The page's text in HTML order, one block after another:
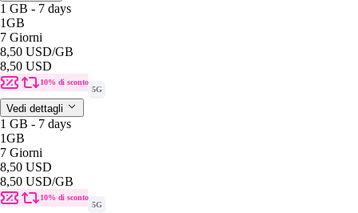
1 GB - 7 days
1GB
7 Giorni
8,50 USD/GB
8,50 USD
10% di sconto
5G
Vedi dettagli
1 GB - 7 days
1GB
7 Giorni
8,50 USD
8,50 USD/GB
10% di sconto
5G